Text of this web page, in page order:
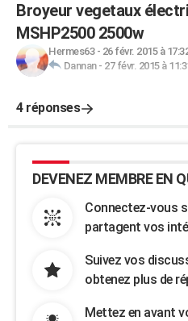
Broyeur vegetaux
MSHP2500 2500w
Hermes63- 26 févr. 2015 à
Dannan- 27 févr. 2015 à
4 réponses
DEVENEZ MEMBRE EN
Connectez-vous
partagent vos
Suivez vos
obtenez plus de
Mettez en avant